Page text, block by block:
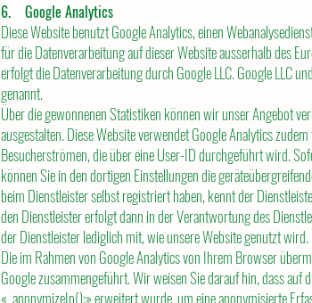
6. Google Analytics
Diese Website benutzt Google Analytics, einen
für die Datenverarbeitung auf dieser Website ausserhalb des
erfolgt die Datenverarbeitung durch Google LLC. Google LLC
genannt.
Über die gewonnenen Statistiken können wir unser Angebot
ausgestalten. Diese Website verwendet Google Analytics
Besucherströmen, die über eine User-ID durchgeführt wird.
können Sie in den dortigen Einstellungen die
beim Dienstleister selbst registriert haben, kennt der
den Dienstleister erfolgt dann in der Verantwortung des
der Dienstleister lediglich mit, wie unsere Website genutzt wird.
Die im Rahmen von Google Analytics von Ihrem Browser
Google zusammengeführt. Wir weisen Sie darauf hin, dass auf
«_anonymizeIp();» erweitert wurde, um eine anonymisierte